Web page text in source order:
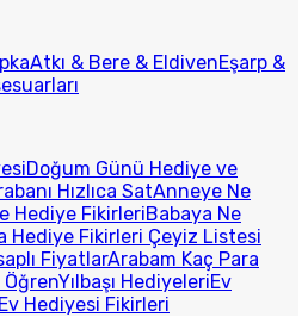
Atkı & Bere & EldivenEşarp &
Doğum Günü Hediye ve
Hızlıca SatAnneye Ne
Hediye FikirleriBabaya Ne
Hediye Fikirleri Çeyiz Listesi
FiyatlarArabam Kaç Para
ÖğrenYılbaşı HediyeleriEv
Hediyesi Fikirleri